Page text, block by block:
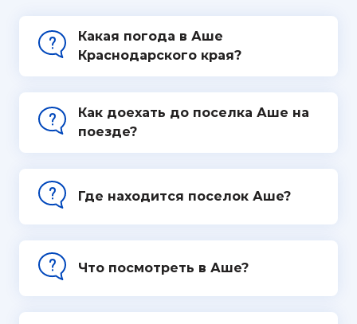
Какая погода в Аше
Краснодарского края?
Как доехать до поселка Аше на
поезде?
Где находится поселок Аше?
Что посмотреть в Аше?